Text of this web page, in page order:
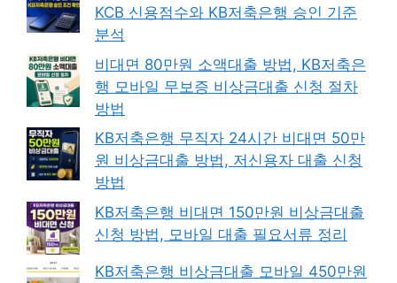
KCB 신용점수와 KB저축은행 승인 기준
분석
비대면 80만원 소액대출 방법, KB저축은
행 모바일 무보증 비상금대출 신청 절차
방법
KB저축은행 무직자 24시간 비대면 50만
원 비상금대출 방법, 저신용자 대출 신청
방법
KB저축은행 비대면 150만원 비상금대출
신청 방법, 모바일 대출 필요서류 정리
KB저축은행 비상금대출 모바일 450만원